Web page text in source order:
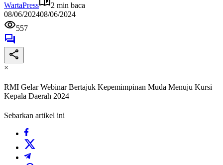
WartaPress
2 min baca
08/06/202408/06/2024
557
×
RMI Gelar Webinar Bertajuk Kepemimpinan Muda Menuju Kursi
Kepala Daerah 2024
Sebarkan artikel ini